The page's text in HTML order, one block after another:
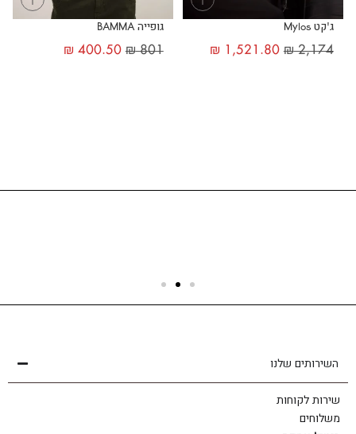
ג'קט Mylos
₪2,174
₪ 1,521.80
גופייה BAMMA
₪801
₪ 400.50
שירות לקוחות
השירותים שלנו
שירות לקוחות
משלוחים